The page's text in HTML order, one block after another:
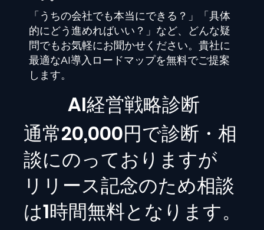
「うちの会社でも本当にできる？」「具体
的にどう進めればいい？」など、どんな疑
問でもお気軽にお聞かせください。貴社に
最適なAI導入ロードマップを無料でご提案
します。
​AI経営戦略診断
通常20,000円で診断・相
談にのっておりますが
リリース記念のため相談
は1時間無料となります。